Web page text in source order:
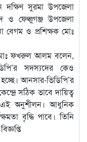
সুরমা উপজেলা
ও ফেঞ্চুগঞ্জ উপজেলা
বেগম ও প্রশিক্ষক মোঃ
মোঃ ফখরুল আলম বলেন,
সদস্যদের কেও
আনসার-ভিডিপি’র
সঠিক ভাবে দায়িত্ব
অনুশীলন। আধুনিক
বৃদ্ধি পাবে। তিনি